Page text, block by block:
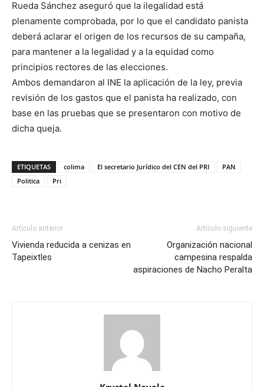
Rueda Sánchez aseguró que la ilegalidad está
plenamente comprobada, por lo que el candidato panista
deberá aclarar el origen de los recursos de su campaña,
para mantener a la legalidad y a la equidad como
principios rectores de las elecciones.
Ambos demandaron al INE la aplicación de la ley, previa
revisión de los gastos que el panista ha realizado, con
base en las pruebas que se presentaron con motivo de
dicha queja.
ETIQUETAS colima El secretario Jurídico del CEN del PRI
PAN
Politica
Pri
Artículo anterior
Vivienda reducida a cenizas en
Tapeixtles
Artículo siguiente
Organización nacional
campesina respalda
aspiraciones de Nacho Peralta